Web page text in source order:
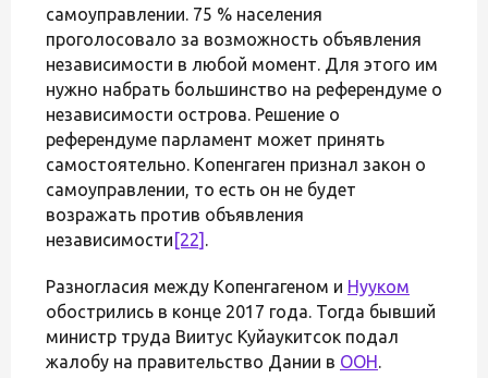
самоуправлении. 75 % населения
проголосовало за возможность объявления
независимости в любой момент. Для этого им
нужно набрать большинство на референдуме о
независимости острова. Решение о
референдуме парламент может принять
самостоятельно. Копенгаген признал закон о
самоуправлении, то есть он не будет
возражать против объявления
независимости [22] .
Разногласия между Копенгагеном и Нууком
обострились в конце 2017 года. Тогда бывший
министр труда Виитус Куйаукитсок подал
жалобу на правительство Дании в ООН.